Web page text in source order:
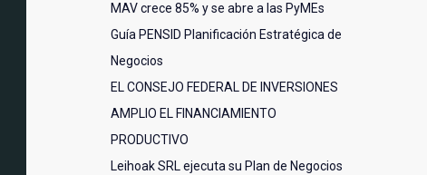
MAV crece 85% y se abre a las PyMEs
Guía PENSID Planificación Estratégica de
Negocios
EL CONSEJO FEDERAL DE INVERSIONES
AMPLIO EL FINANCIAMIENTO
PRODUCTIVO
Leihoak SRL ejecuta su Plan de Negocios